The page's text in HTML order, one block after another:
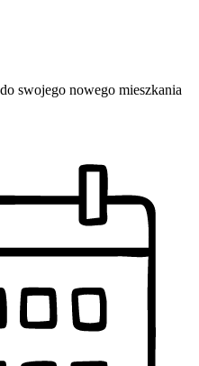
swojego nowego mieszkania